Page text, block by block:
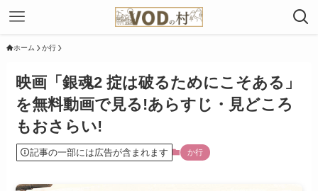
ホーム か行
映画「銀魂2 掟は破るためにこそある」
を無料動画で見る!あらすじ・見どころ
もおさらい!
記事の一部には広告が含まれます か行